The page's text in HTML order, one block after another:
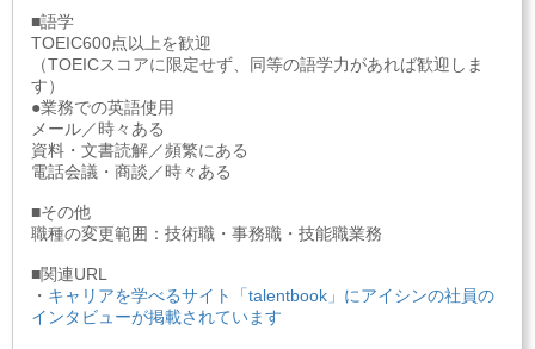
■語学
TOEIC600点以上を歓迎
（TOEICスコアに限定せず、同等の語学力があれば歓迎しま
す）
●業務での英語使用
メール／時々ある
資料・文書読解／頻繁にある
電話会議・商談／時々ある
■その他
職種の変更範囲：技術職・事務職・技能職業務
■関連URL
・ キャリアを学べるサイト「talentbook」にアイシンの社員の
インタビューが掲載されています